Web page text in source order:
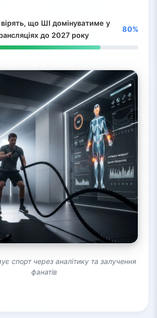
що ШІ домінуватиме у
до 2027 року
80%
спорт через аналітику та залучення
фанатів